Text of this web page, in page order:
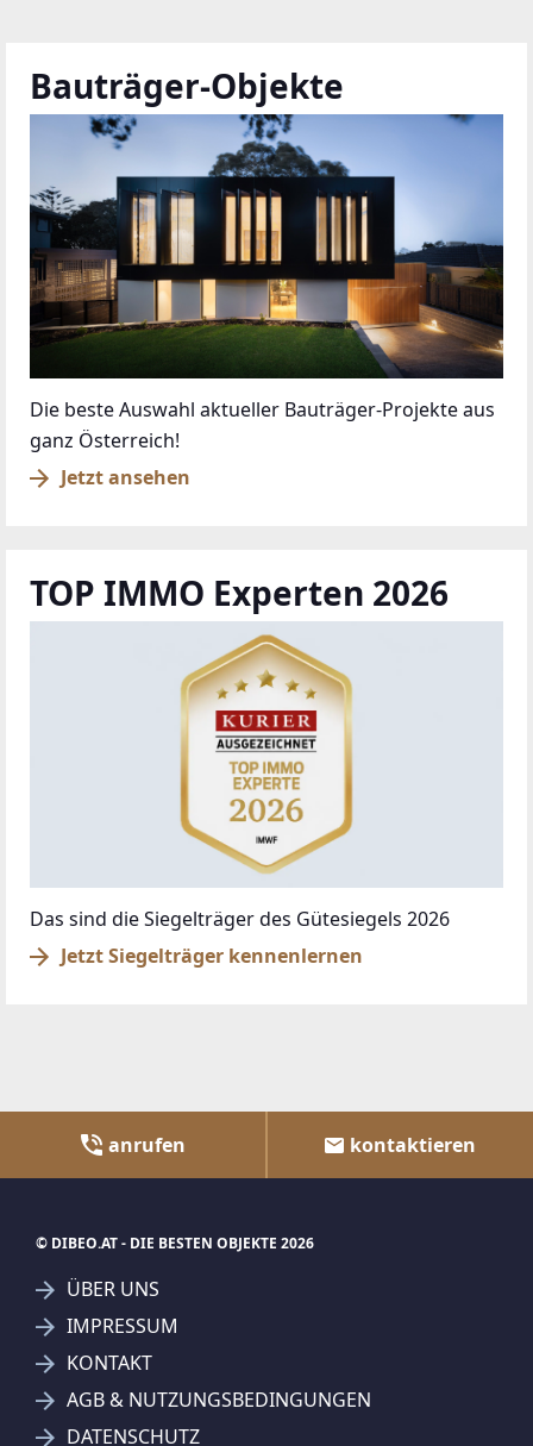
Bauträger-Objekte
Die beste Auswahl aktueller Bauträger-Projekte aus
ganz Österreich!
Jetzt ansehen
TOP IMMO Experten 2026
Das sind die Siegelträger des Gütesiegels 2026
Jetzt Siegelträger kennenlernen
anrufen kontaktieren
© DIBEO.AT - DIE BESTEN OBJEKTE 2026
ÜBER UNS
IMPRESSUM
KONTAKT
AGB & NUTZUNGSBEDINGUNGEN
DATENSCHUTZ